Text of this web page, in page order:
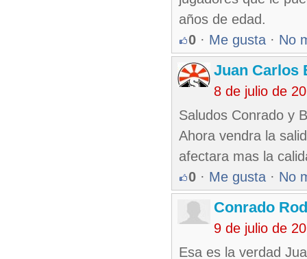
años de edad.
0 · Me gusta · No
Juan Carlos
8 de julio de
Saludos Conrado y
Ahora vendra la
afectara mas la
0 · Me gusta · No
Conrado
9 de julio de
Esa es la verdad